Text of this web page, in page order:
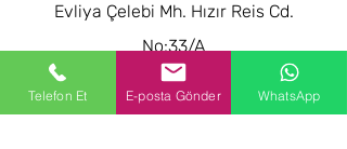
Evliya Çelebi Mh. Hızır Reis Cd.
No:33/A
Tuzla / İstanbul / Türkiye
info@poyvalve.com
Telefon Et E-posta Gönder WhatsApp